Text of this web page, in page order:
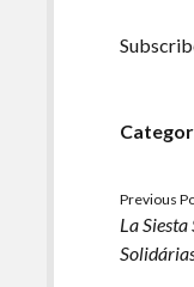
Previous
La